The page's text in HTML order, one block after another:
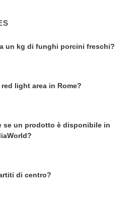
un kg di funghi porcini freschi?
light area in Rome?
se un prodotto è disponibile in
di centro?